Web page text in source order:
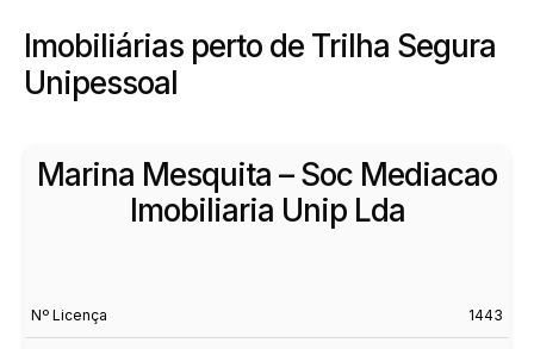
Imobiliárias perto de Trilha Segura
Unipessoal
Marina Mesquita – Soc Mediacao
Imobiliaria Unip Lda
Nº Licença 1443